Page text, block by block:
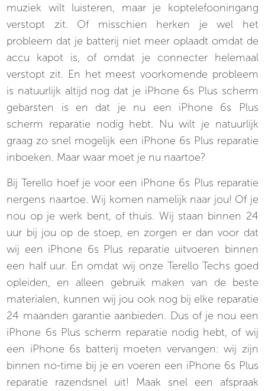
muziek wilt luisteren, maar je koptelefooningang
verstopt zit. Of misschien herken je wel het
probleem dat je batterij niet meer oplaadt omdat de
accu kapot is, of omdat je connecter helemaal
verstopt zit. En het meest voorkomende probleem
is natuurlijk altijd nog dat je iPhone 6s Plus scherm
gebarsten is en dat je nu een iPhone 6s Plus
scherm reparatie nodig hebt. Nu wilt je natuurlijk
graag zo snel mogelijk een iPhone 6s Plus reparatie
inboeken. Maar waar moet je nu naartoe?
Bij Terello hoef je voor een iPhone 6s Plus reparatie
nergens naartoe. Wij komen namelijk naar jou! Of je
nou op je werk bent, of thuis. Wij staan binnen 24
uur bij jou op de stoep, en zorgen er dan voor dat
wij een iPhone 6s Plus reparatie uitvoeren binnen
een half uur. En omdat wij onze Terello Techs goed
opleiden, en alleen gebruik maken van de beste
materialen, kunnen wij jou ook nog bij elke reparatie
24 maanden garantie aanbieden. Dus of je nou een
iPhone 6s Plus scherm reparatie nodig hebt, of wij
een iPhone 6s batterij moeten vervangen: wij zijn
binnen no-time bij je en voeren een iPhone 6s Plus
reparatie razendsnel uit! Maak snel een afspraak